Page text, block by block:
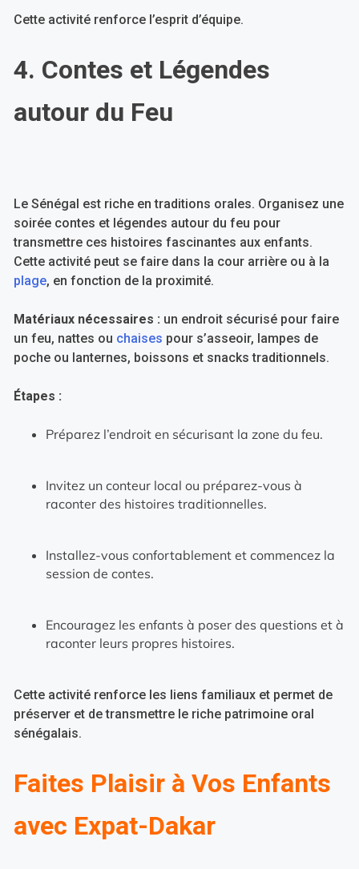
Cette activité renforce l’esprit d’équipe.
4. Contes et Légendes
autour du Feu
Le Sénégal est riche en traditions orales. Organisez une
soirée contes et légendes autour du feu pour
transmettre ces histoires fascinantes aux enfants.
Cette activité peut se faire dans la cour arrière ou à la
plage, en fonction de la proximité.
Matériaux nécessaires : un endroit sécurisé pour faire
un feu, nattes ou chaises pour s’asseoir, lampes de
poche ou lanternes, boissons et snacks traditionnels.
Étapes :
Préparez l’endroit en sécurisant la zone du feu.
Invitez un conteur local ou préparez-vous à
raconter des histoires traditionnelles.
Installez-vous confortablement et commencez la
session de contes.
Encouragez les enfants à poser des questions et à
raconter leurs propres histoires.
Cette activité renforce les liens familiaux et permet de
préserver et de transmettre le riche patrimoine oral
sénégalais.
Faites Plaisir à Vos Enfants
avec Expat-Dakar